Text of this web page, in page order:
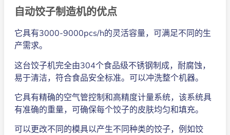
自动饺子制造机的优点
它具有3000-9000pcs/h的灵活容量，可满足不同的生
产需求。
这台饺子机完全由304个食品级不锈钢制成，耐腐蚀，
易于清洁，符合食品安全标准。可以冲洗整个机器。
它具有精确的空气管控制和高精度计量系统，该系统具
有准确的重量，可确保每个饺子的皮肤均匀和填充。
可以更改不同的模具以产生不同种类的饺子，例如饺